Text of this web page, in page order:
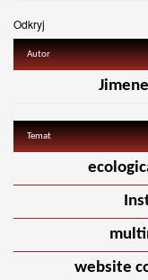
Odkryj
Autor
Temat
website